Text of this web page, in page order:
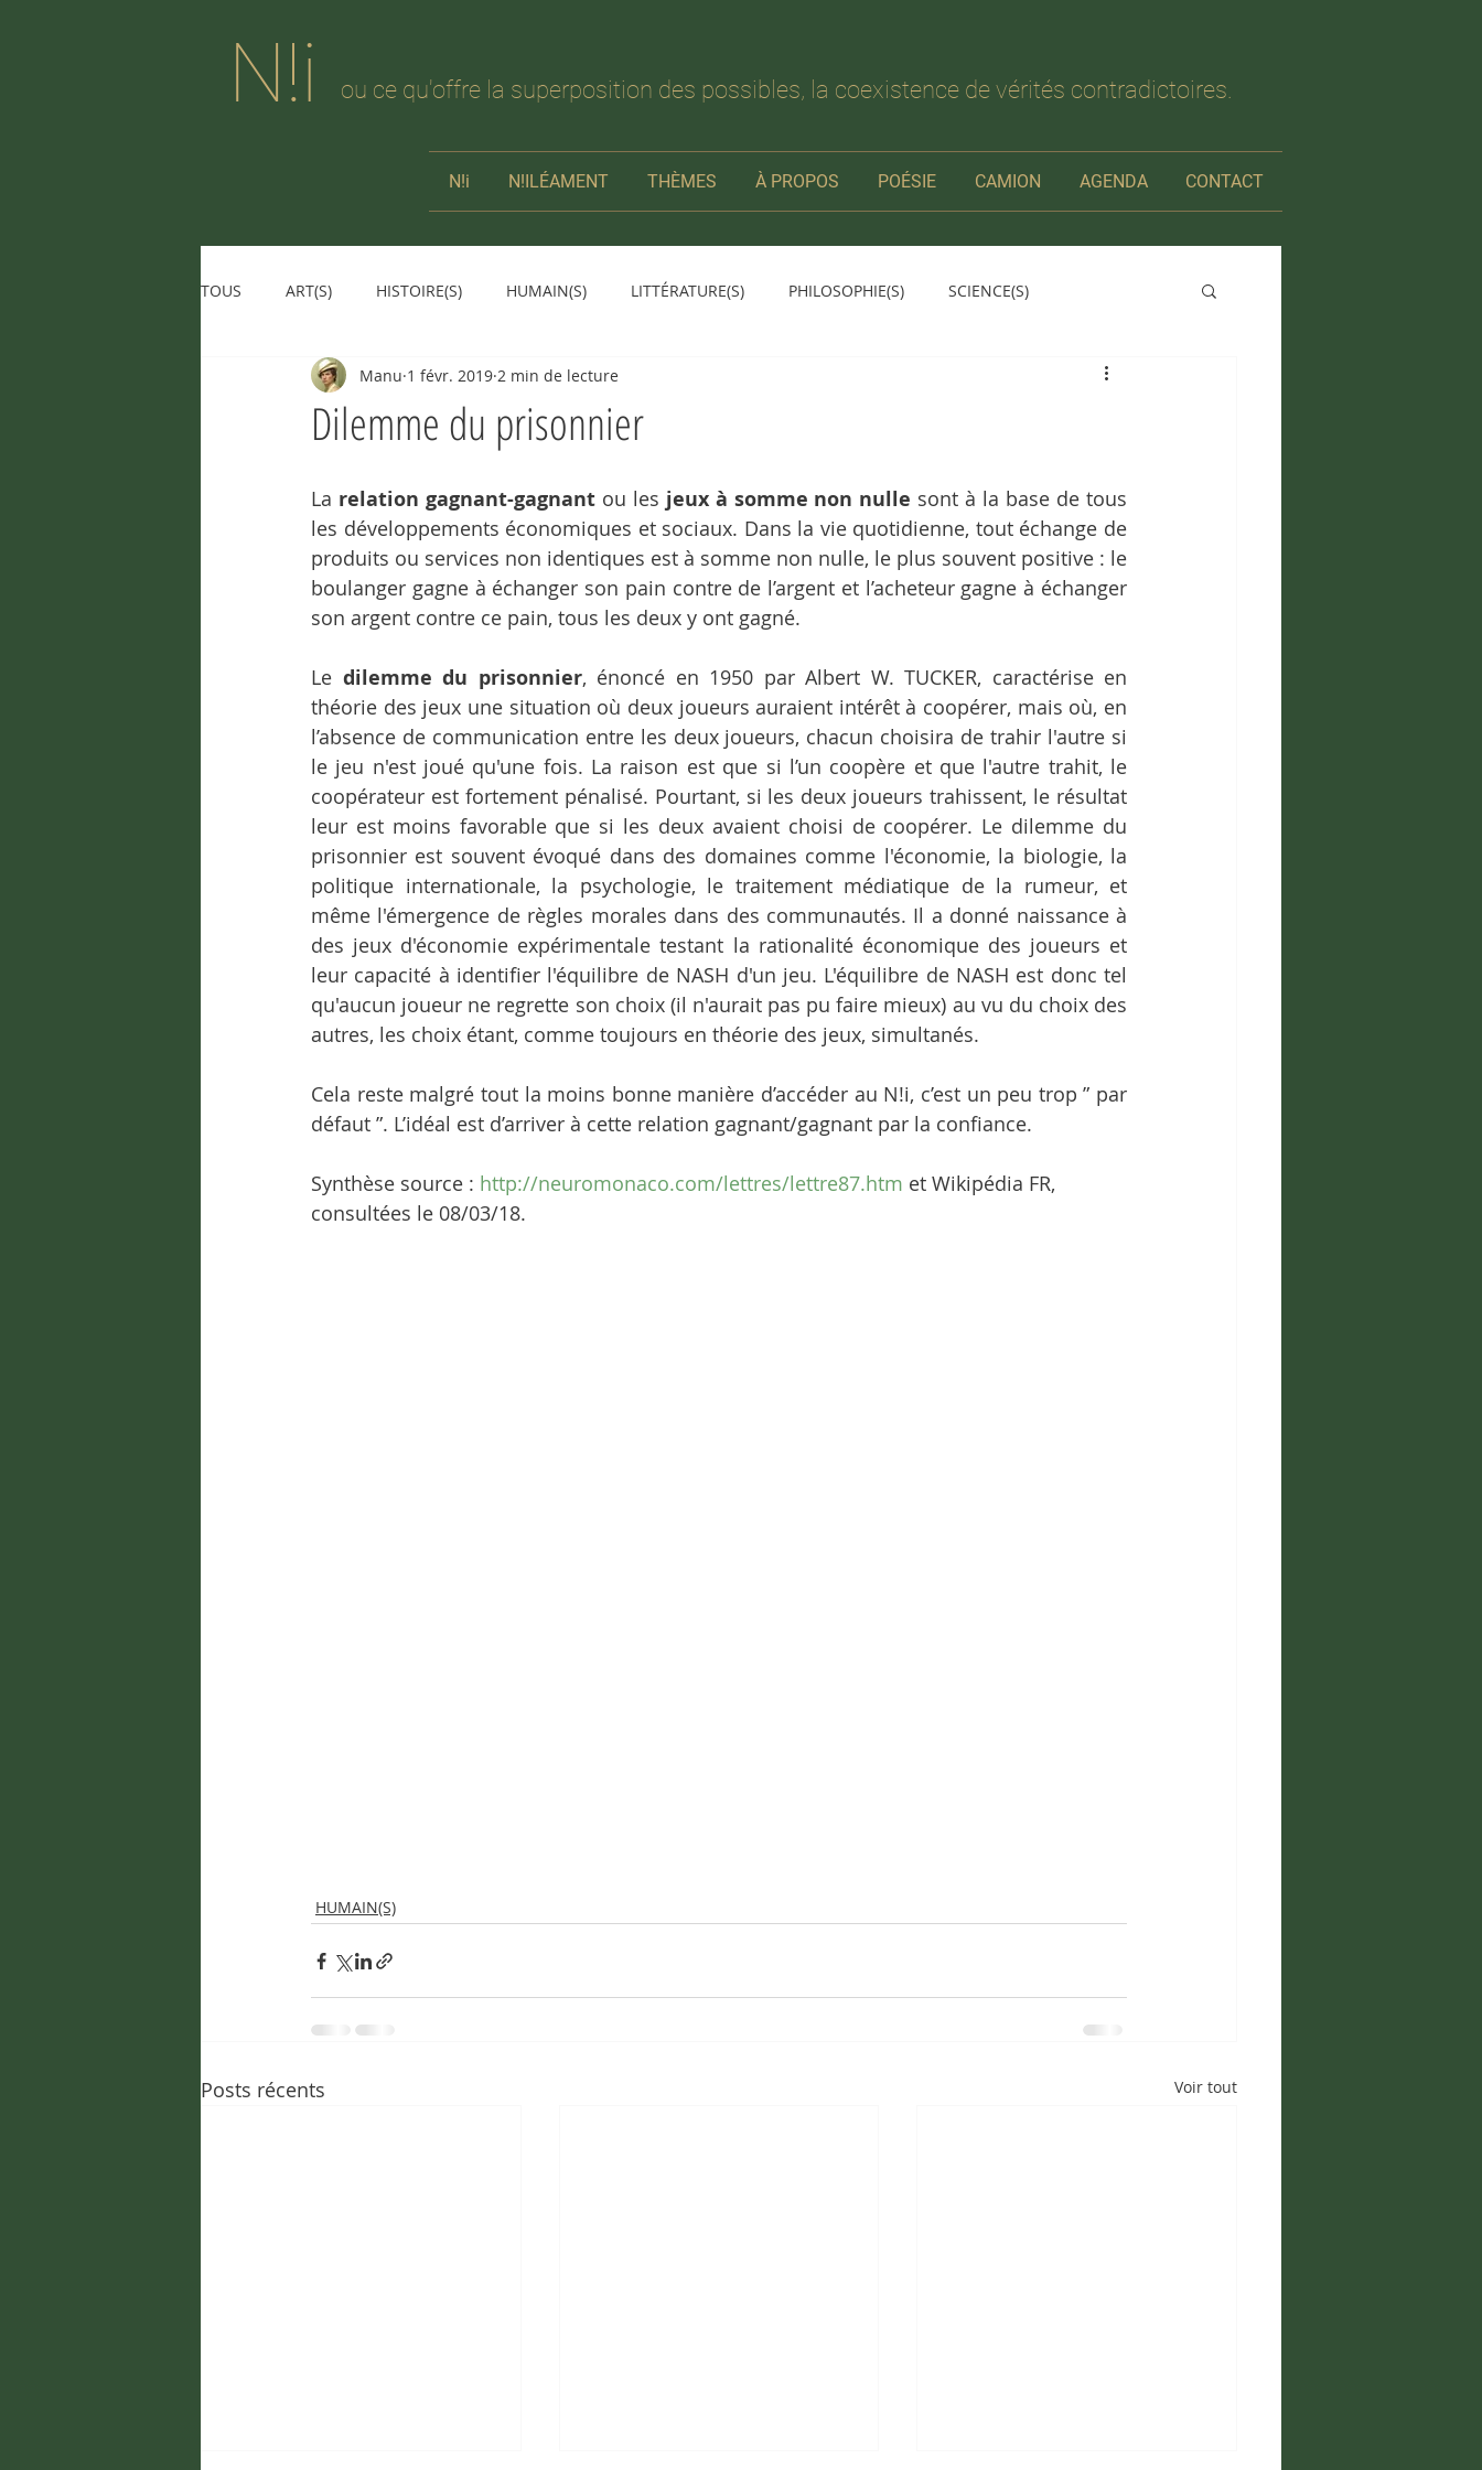
N!i ou ce qu'offre la superposition des possibles, la coexistence de vérités contradictoires.
N!i N!ILÉAMENT THÈMES À PROPOS POÉSIE CAMION AGENDA CONTACT
TOUS ART(S) HISTOIRE(S) HUMAIN(S) LITTÉRATURE(S) PHILOSOPHIE(S) SCIENCE(S)
Dilemme du prisonnier
Manu 1 févr. 2019 2 min de lecture
La relation gagnant-gagnant ou les jeux à somme non nulle sont à la base de tous
les développements économiques et sociaux. Dans la vie quotidienne, tout échange de
produits ou services non identiques est à somme non nulle, le plus souvent positive : le
boulanger gagne à échanger son pain contre de l’argent et l’acheteur gagne à échanger
son argent contre ce pain, tous les deux y ont gagné.
Le dilemme du prisonnier, énoncé en 1950 par Albert W. TUCKER, caractérise en
théorie des jeux une situation où deux joueurs auraient intérêt à coopérer, mais où, en
l’absence de communication entre les deux joueurs, chacun choisira de trahir l'autre si
le jeu n'est joué qu'une fois. La raison est que si l’un coopère et que l'autre trahit, le
coopérateur est fortement pénalisé. Pourtant, si les deux joueurs trahissent, le résultat
leur est moins favorable que si les deux avaient choisi de coopérer. Le dilemme du
prisonnier est souvent évoqué dans des domaines comme l'économie, la biologie, la
politique internationale, la psychologie, le traitement médiatique de la rumeur, et
même l'émergence de règles morales dans des communautés. Il a donné naissance à
des jeux d'économie expérimentale testant la rationalité économique des joueurs et
leur capacité à identifier l'équilibre de NASH d'un jeu. L'équilibre de NASH est donc tel
qu'aucun joueur ne regrette son choix (il n'aurait pas pu faire mieux) au vu du choix des
autres, les choix étant, comme toujours en théorie des jeux, simultanés.
Cela reste malgré tout la moins bonne manière d’accéder au N!i, c’est un peu trop ” par
défaut ”. L’idéal est d’arriver à cette relation gagnant/gagnant par la confiance.
Synthèse source : http://neuromonaco.com/lettres/lettre87.htm et Wikipédia FR,
consultées le 08/03/18.
HUMAIN(S)
Posts récents Voir tout